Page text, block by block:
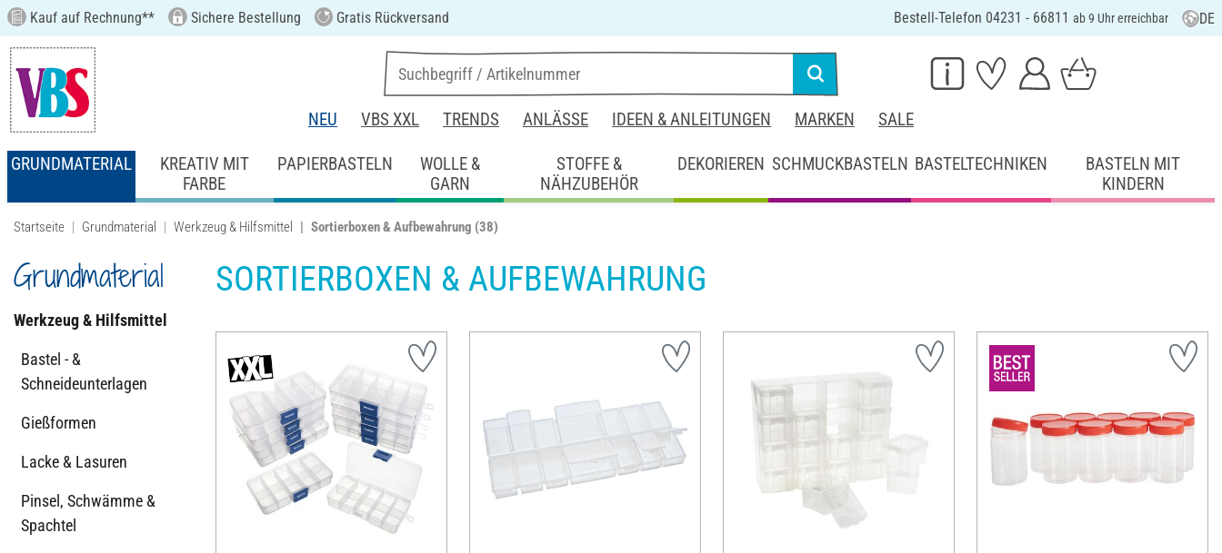
Kauf auf Rechnung** Sichere Bestellung Gratis Rückversand Bestell-Telefon 04231 - 66811 ab 9 Uhr erreichbar DE
NEU VBS XXL TRENDS ANLÄSSE IDEEN & ANLEITUNGEN MARKEN SALE
GRUNDMATERIAL
KREATIV MIT
FARBE
PAPIERBASTELN
WOLLE &
GARN
STOFFE &
NÄHZUBEHÖR
DEKORIEREN SCHMUCKBASTELN BASTELTECHNIKEN
BASTELN MIT
KINDERN
Startseite Grundmaterial Werkzeug & Hilfsmittel Sortierboxen & Aufbewahrung (38)
Grundmaterial
Werkzeug & Hilfsmittel
Bastel - &
Schneideunterlagen
Gießformen
Lacke & Lasuren
Pinsel, Schwämme &
Spachtel
SORTIERBOXEN & AUFBEWAHRUNG